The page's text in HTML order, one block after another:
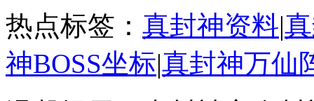
热点标签： 真封神资料|
神BOSS坐标|真封神万仙